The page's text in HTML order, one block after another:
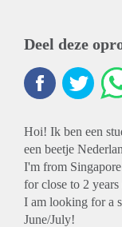
Deel deze
Hoi! Ik ben een
een beetje
I'm from
for close to 2 years
I am looking for a
June/July!